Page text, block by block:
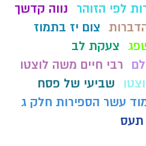
לפי הזוהר
נווה קדשך
צום יז בתמוז
צעקת לב
רבי חיים משה לוצטו
שביעי של פסח
עשר הספירות חלק ג
תעס